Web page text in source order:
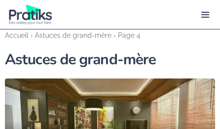
Accueil › Astuces de grand-mère › Page 4
Astuces de grand-mère
12/08/23